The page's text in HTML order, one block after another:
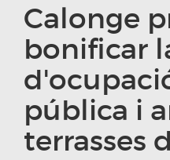
Calonge
bonificar
pública i
terrasses